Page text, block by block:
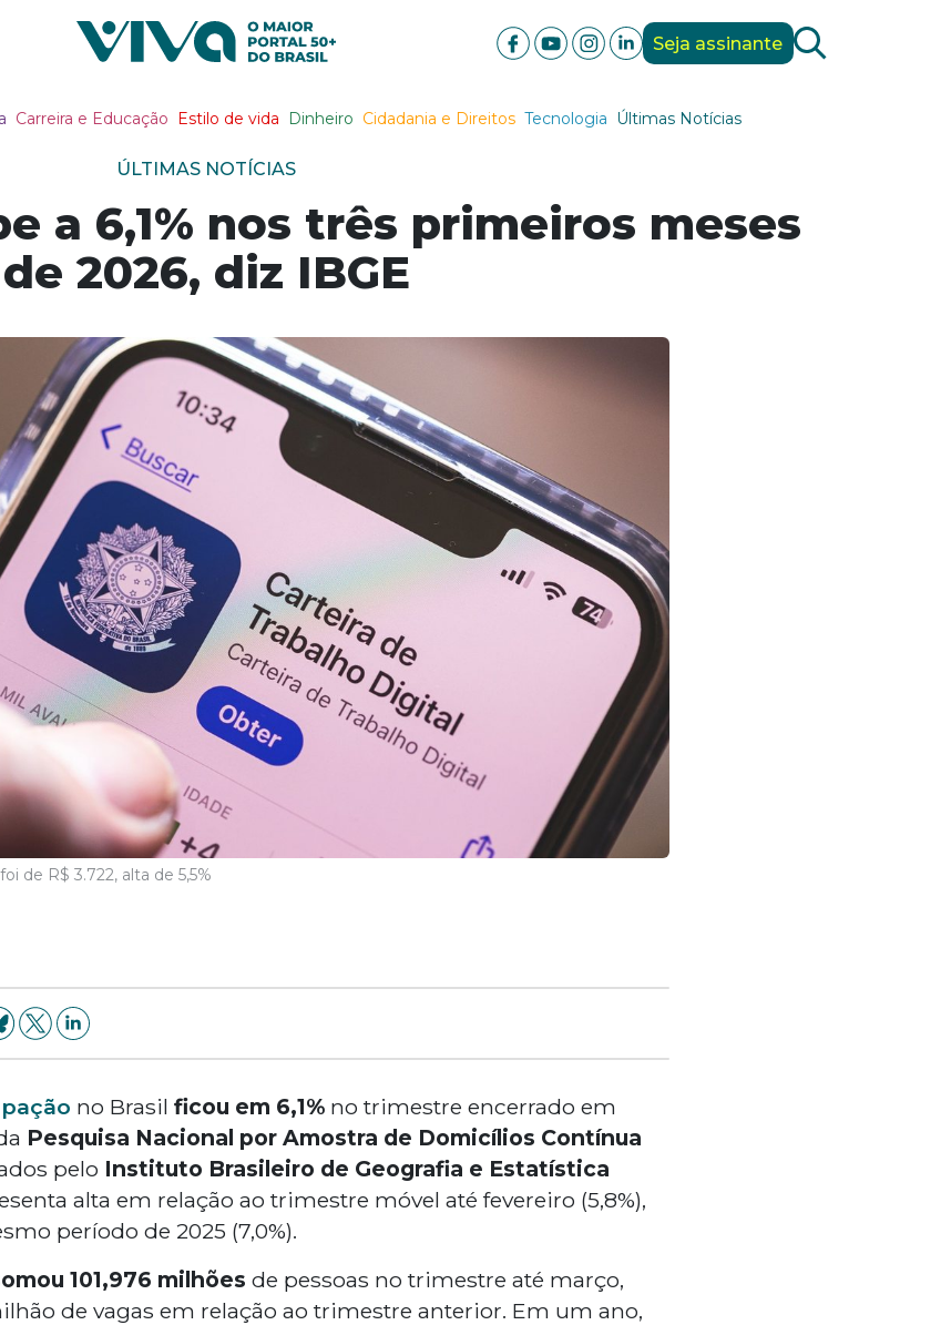
Seja assinante
Carreira e Educação Estilo de vida Dinheiro Cidadania e Direitos Tecnologia Últimas Notícias
ÚLTIMAS NOTÍCIAS
a 6,1% nos três primeiros meses
de 2026, diz IBGE
de R$ 3.722, alta de 5,5%
no Brasil ficou em 6,1%no trimestre encerrado em
Pesquisa Nacional por Amostra de Domicílios Contínua
pelo Instituto Brasileiro de Geografia e Estatística
alta em relação ao trimestre móvel até fevereiro (5,8%),
período de 2025 (7,0%).
101,976 milhões de pessoas no trimestre até março,
de vagas em relação ao trimestre anterior. Em um ano,